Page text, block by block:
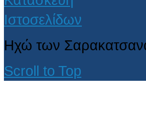
Ηχώ των
Scroll to Top